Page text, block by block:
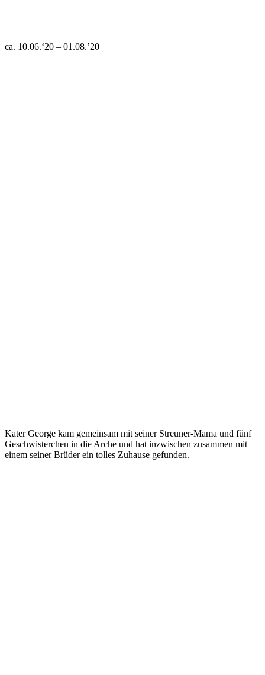
ca. 10.06.‘20 – 01.08.’20
Kater George kam gemeinsam mit seiner Streuner-Mama und fünf
Geschwisterchen in die Arche und hat inzwischen zusammen mit
einem seiner Brüder ein tolles Zuhause gefunden.